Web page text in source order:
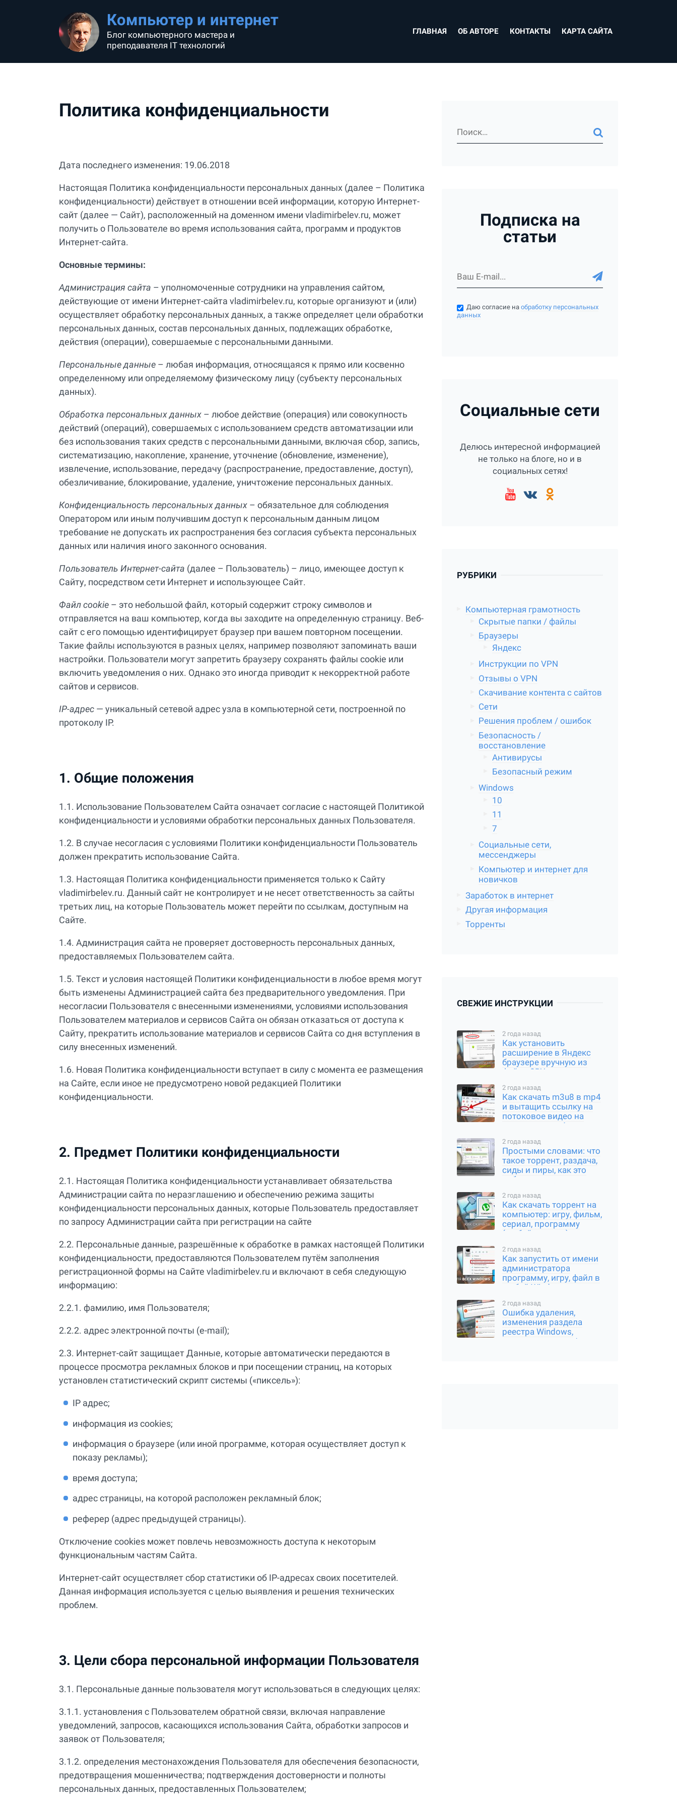
Компьютер и интернет
Блог компьютерного мастера и
преподавателя IT технологий
ГЛАВНАЯ ОБ АВТОРЕ КОНТАКТЫ КАРТА САЙТА
Политика конфиденциальности
Дата последнего изменения: 19.06.2018
Настоящая Политика конфиденциальности персональных данных (далее – Политика
конфиденциальности) действует в отношении всей информации, которую Интернет-
сайт (далее — Сайт), расположенный на доменном имени vladimirbelev.ru, может
получить о Пользователе во время использования сайта, программ и продуктов
Интернет-сайта.
Основные термины:
Администрация сайта – уполномоченные сотрудники на управления сайтом,
действующие от имени Интернет-сайта vladimirbelev.ru, которые организуют и (или)
осуществляет обработку персональных данных, а также определяет цели обработки
персональных данных, состав персональных данных, подлежащих обработке,
действия (операции), совершаемые с персональными данными.
Персональные данные – любая информация, относящаяся к прямо или косвенно
определенному или определяемому физическому лицу (субъекту персональных
данных).
Обработка персональных данных – любое действие (операция) или совокупность
действий (операций), совершаемых с использованием средств автоматизации или
без использования таких средств с персональными данными, включая сбор, запись,
систематизацию, накопление, хранение, уточнение (обновление, изменение),
извлечение, использование, передачу (распространение, предоставление, доступ),
обезличивание, блокирование, удаление, уничтожение персональных данных.
Конфиденциальность персональных данных – обязательное для соблюдения
Оператором или иным получившим доступ к персональным данным лицом
требование не допускать их распространения без согласия субъекта персональных
данных или наличия иного законного основания.
Пользователь Интернет-сайта (далее – Пользователь) – лицо, имеющее доступ к
Сайту, посредством сети Интернет и использующее Сайт.
Файл cookie – это небольшой файл, который содержит строку символов и
отправляется на ваш компьютер, когда вы заходите на определенную страницу. Веб-
сайт с его помощью идентифицирует браузер при вашем повторном посещении.
Такие файлы используются в разных целях, например позволяют запоминать ваши
настройки. Пользователи могут запретить браузеру сохранять файлы cookie или
включить уведомления о них. Однако это иногда приводит к некорректной работе
сайтов и сервисов.
IP-адрес — уникальный сетевой адрес узла в компьютерной сети, построенной по
протоколу IP.
1. Общие положения
1.1. Использование Пользователем Сайта означает согласие с настоящей Политикой
конфиденциальности и условиями обработки персональных данных Пользователя.
1.2. В случае несогласия с условиями Политики конфиденциальности Пользователь
должен прекратить использование Сайта.
1.3. Настоящая Политика конфиденциальности применяется только к Сайту
vladimirbelev.ru. Данный сайт не контролирует и не несет ответственность за сайты
третьих лиц, на которые Пользователь может перейти по ссылкам, доступным на
Сайте.
1.4. Администрация сайта не проверяет достоверность персональных данных,
предоставляемых Пользователем сайта.
1.5. Текст и условия настоящей Политики конфиденциальности в любое время могут
быть изменены Администрацией сайта без предварительного уведомления. При
несогласии Пользователя с внесенными изменениями, условиями использования
Пользователем материалов и сервисов Сайта он обязан отказаться от доступа к
Сайту, прекратить использование материалов и сервисов Сайта со дня вступления в
силу внесенных изменений.
1.6. Новая Политика конфиденциальности вступает в силу с момента ее размещения
на Сайте, если иное не предусмотрено новой редакцией Политики
конфиденциальности.
2. Предмет Политики конфиденциальности
2.1. Настоящая Политика конфиденциальности устанавливает обязательства
Администрации сайта по неразглашению и обеспечению режима защиты
конфиденциальности персональных данных, которые Пользователь предоставляет
по запросу Администрации сайта при регистрации на сайте
2.2. Персональные данные, разрешённые к обработке в рамках настоящей Политики
конфиденциальности, предоставляются Пользователем путём заполнения
регистрационной формы на Сайте vladimirbelev.ru и включают в себя следующую
информацию:
2.2.1. фамилию, имя Пользователя;
2.2.2. адрес электронной почты (e-mail);
2.3. Интернет-сайт защищает Данные, которые автоматически передаются в
процессе просмотра рекламных блоков и при посещении страниц, на которых
установлен статистический скрипт системы («пиксель»):
IP адрес;
информация из cookies;
информация о браузере (или иной программе, которая осуществляет доступ к
показу рекламы);
время доступа;
адрес страницы, на которой расположен рекламный блок;
реферер (адрес предыдущей страницы).
Отключение cookies может повлечь невозможность доступа к некоторым
функциональным частям Сайта.
Интернет-сайт осуществляет сбор статистики об IP-адресах своих посетителей.
Данная информация используется с целью выявления и решения технических
проблем.
3. Цели сбора персональной информации Пользователя
3.1. Персональные данные пользователя могут использоваться в следующих целях:
3.1.1. установления с Пользователем обратной связи, включая направление
уведомлений, запросов, касающихся использования Сайта, обработки запросов и
заявок от Пользователя;
3.1.2. определения местонахождения Пользователя для обеспечения безопасности,
предотвращения мошенничества; подтверждения достоверности и полноты
персональных данных, предоставленных Пользователем;
Подписка на
статьи
Даю согласие наобработку персональных
данных
Социальные сети
Делюсь интересной информацией
не только на блоге, но и в
социальных сетях!
РУБРИКИ
Компьютерная грамотность
Скрытые папки / файлы
Браузеры
Яндекс
Инструкции по VPN
Отзывы о VPN
Скачивание контента с сайтов
Сети
Решения проблем / ошибок
Безопасность /
восстановление
Антивирусы
Безопасный режим
Windows
10
11
7
Социальные сети,
мессенджеры
Компьютер и интернет для
новичков
Заработок в интернет
Другая информация
Торренты
СВЕЖИЕ ИНСТРУКЦИИ
2 года назад
Как установить
расширение в Яндекс
браузере вручную из
файла CRX или
2 года назад
Как скачать m3u8 в mp4
и вытащить ссылку на
потоковое видео на
компьютере и Андроид
2 года назад
Простыми словами: что
такое торрент, раздача,
сиды и пиры, как это
работает
2 года назад
Как скачать торрент на
компьютер: игру, фильм,
сериал, программу
(любой контент)
2 года назад
Как запустить от имени
администратора
программу, игру, файл в
любой Windows
2 года назад
Ошибка удаления,
изменения раздела
реестра Windows,
переименования /